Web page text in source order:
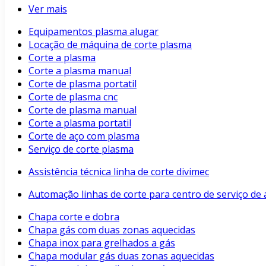
Ver mais
Equipamentos plasma alugar
Locação de máquina de corte plasma
Corte a plasma
Corte a plasma manual
Corte de plasma portatil
Corte de plasma cnc
Corte de plasma manual
Corte a plasma portatil
Corte de aço com plasma
Serviço de corte plasma
Assistência técnica linha de corte divimec
Automação linhas de corte para centro de serviço de
Chapa corte e dobra
Chapa gás com duas zonas aquecidas
Chapa inox para grelhados a gás
Chapa modular gás duas zonas aquecidas